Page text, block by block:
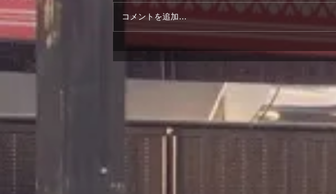
コメントを追加…